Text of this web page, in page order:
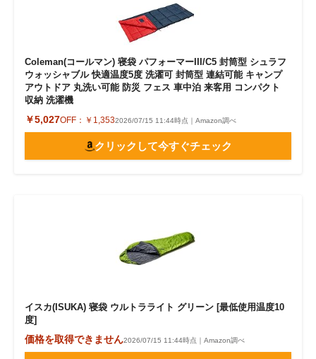
Coleman(コールマン) 寝袋 パフォーマーIII/C5 封筒型 シュラフ
ウォッシャブル 快適温度5度 洗濯可 封筒型 連結可能 キャンプ
アウトドア 丸洗い可能 防災 フェス 車中泊 来客用 コンパクト
収納 洗濯機
￥5,027OFF： ￥1,3532026/07/15 11:44時点｜Amazon調べ
クリックして今すぐチェック
イスカ(ISUKA) 寝袋 ウルトラライト グリーン [最低使用温度10
度]
価格を取得できません2026/07/15 11:44時点｜Amazon調べ